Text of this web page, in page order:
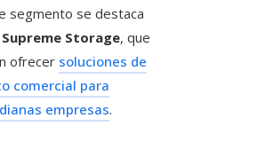
segmento se destaca
Supreme Storage, que
ofrecer soluciones de
comercial para
empresas.